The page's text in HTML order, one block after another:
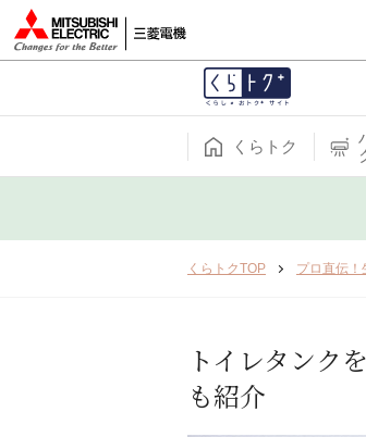
くらトク
くらトクTOP プロ直伝！
トイレタンク
も紹介